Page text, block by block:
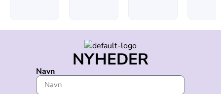
NYHEDER
Navn